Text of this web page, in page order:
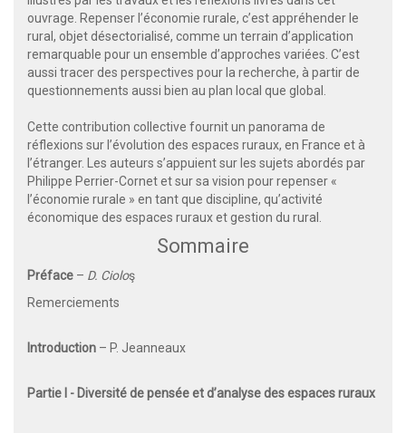
ouvrage. Repenser l’économie rurale, c’est appréhender le
rural, objet désectorialisé, comme un terrain d’application
remarquable pour un ensemble d’approches variées. C’est
aussi tracer des perspectives pour la recherche, à partir de
questionnements aussi bien au plan local que global.
Cette contribution collective fournit un panorama de
réflexions sur l’évolution des espaces ruraux, en France et à
l’étranger. Les auteurs s’appuient sur les sujets abordés par
Philippe Perrier-Cornet et sur sa vision pour repenser «
l’économie rurale » en tant que discipline, qu’activité
économique des espaces ruraux et gestion du rural.
Sommaire
Préface – D. Cioloş
Remerciements
Introduction – P. Jeanneaux
Partie I - Diversité de pensée et d’analyse des espaces ruraux